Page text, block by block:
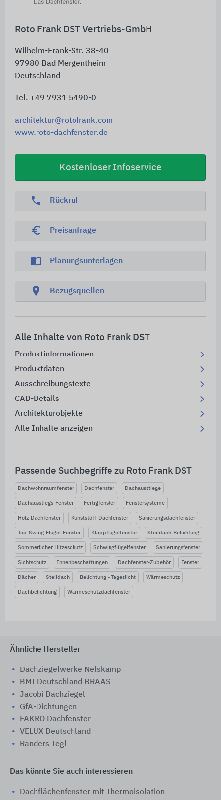
Roto Frank DST Vertriebs-GmbH
Wilhelm-Frank-Str. 38-40
97980 Bad Mergentheim
Deutschland
Tel. +49 7931 5490-0
architektur@rotofrank.com
www.roto-dachfenster.de
Kostenloser Infoservice
phone Rückruf
euro_symbol Preisanfrage
import_contacts Planungsunterlagen
location_on Bezugsquellen
Alle Inhalte von Roto Frank DST
Produktinformationen
Produktdaten
Ausschreibungstexte
CAD-Details
Architekturobjekte
Alle Inhalte anzeigen
Passende Suchbegriffe zu Roto Frank DST
Dachwohnraumfenster Dachfenster Dachausstiege
Dachausstiegs-Fenster Fertigfenster Fenstersysteme
Holz-Dachfenster Kunststoff-Dachfenster Sanierungsdachfenster
Top-Swing-Flügel-Fenster Klappflügelfenster Steildach-Belichtung
Sommerlicher Hitzeschutz Schwingflügelfenster Sanierungsfenster
Sichtschutz Innenbeschattungen Dachfenster-Zubehör Fenster
Dächer Steildach Belichtung - Tageslicht Wärmeschutz
Dachbelichtung Wärmeschutzdachfenster
Ähnliche Hersteller
Dachziegelwerke Nelskamp
BMI Deutschland BRAAS
Jacobi Dachziegel
GfA-Dichtungen
FAKRO Dachfenster
VELUX Deutschland
Randers Tegl
Das könnte Sie auch interessieren
Dachflächenfenster mit Thermoisolation